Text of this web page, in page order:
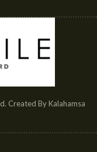
Created By Kalahamsa